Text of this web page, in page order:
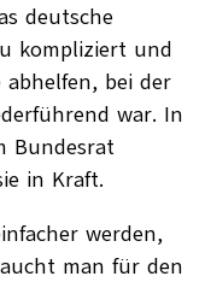
deutsche
kompliziert und
bei der
war. In
Bundesrat
in Kraft.
werden,
man für den